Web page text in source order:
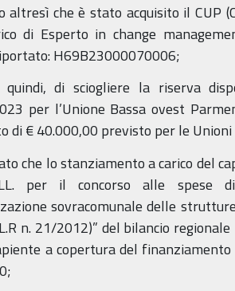
altresì che è stato acquisito il CUP
di Esperto in change
H69B23000070006;
quindi, di sciogliere la riserva
per l’Unione Bassa ovest
di € 40.000,00 previsto per le
che lo stanziamento a carico del
per il concorso alle spese
sovracomunale delle
n. 21/2012)” del bilancio
a copertura del